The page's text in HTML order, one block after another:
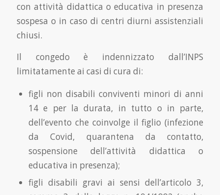
con attività didattica o educativa in presenza
sospesa o in caso di centri diurni assistenziali
chiusi.
Il congedo è indennizzato dall’INPS
limitatamente ai casi di cura di:
figli non disabili conviventi minori di anni
14 e per la durata, in tutto o in parte,
dell’evento che coinvolge il figlio (infezione
da Covid, quarantena da contatto,
sospensione dell’attività didattica o
educativa in presenza);
figli disabili gravi ai sensi dell’articolo 3,